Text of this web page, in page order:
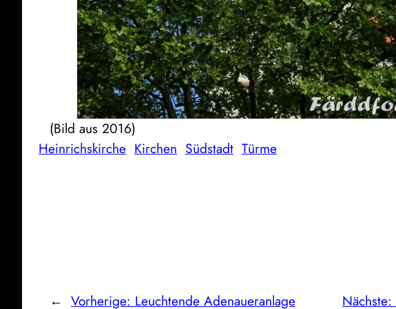
(Bild aus 2016)
Heinrichskirche Kirchen Südstadt Türme
← Vorherige: Leuchtende Adenaueranlage Nächste: